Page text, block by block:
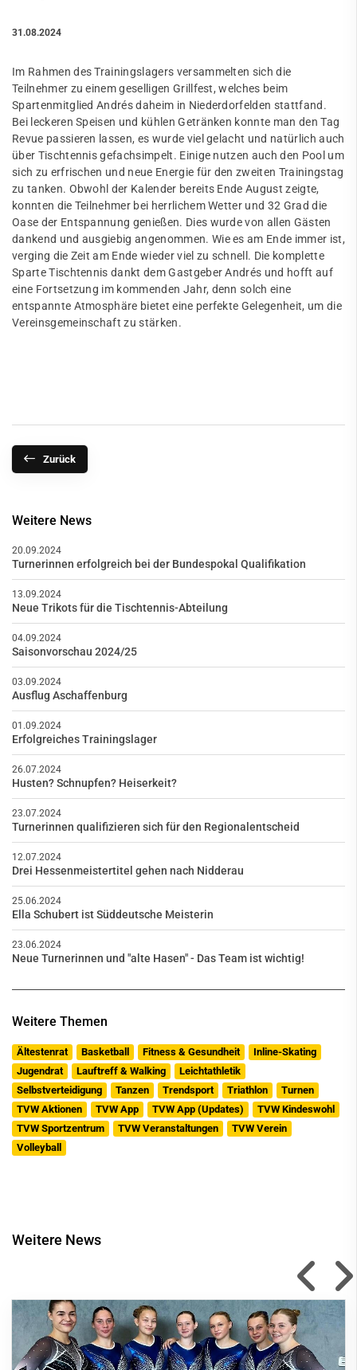
31.08.2024
Im Rahmen des Trainingslagers versammelten sich die
Teilnehmer zu einem geselligen Grillfest, welches beim
Spartenmitglied Andrés daheim in Niederdorfelden stattfand.
Bei leckeren Speisen und kühlen Getränken konnte man den Tag
Revue passieren lassen, es wurde viel gelacht und natürlich auch
über Tischtennis gefachsimpelt. Einige nutzen auch den Pool um
sich zu erfrischen und neue Energie für den zweiten Trainingstag
zu tanken. Obwohl der Kalender bereits Ende August zeigte,
konnten die Teilnehmer bei herrlichem Wetter und 32 Grad die
Oase der Entspannung genießen. Dies wurde von allen Gästen
dankend und ausgiebig angenommen. Wie es am Ende immer ist,
verging die Zeit am Ende wieder viel zu schnell. Die komplette
Sparte Tischtennis dankt dem Gastgeber Andrés und hofft auf
eine Fortsetzung im kommenden Jahr, denn solch eine
entspannte Atmosphäre bietet eine perfekte Gelegenheit, um die
Vereinsgemeinschaft zu stärken.
Zurück
Weitere News
20.09.2024
Turnerinnen erfolgreich bei der Bundespokal Qualifikation
13.09.2024
Neue Trikots für die Tischtennis-Abteilung
04.09.2024
Saisonvorschau 2024/25
03.09.2024
Ausflug Aschaffenburg
01.09.2024
Erfolgreiches Trainingslager
26.07.2024
Husten? Schnupfen? Heiserkeit?
23.07.2024
Turnerinnen qualifizieren sich für den Regionalentscheid
12.07.2024
Drei Hessenmeistertitel gehen nach Nidderau
25.06.2024
Ella Schubert ist Süddeutsche Meisterin
23.06.2024
Neue Turnerinnen und "alte Hasen" - Das Team ist wichtig!
Weitere Themen
Ältestenrat Basketball Fitness & Gesundheit
Inline-Skating
Jugendrat
Lauftreff & Walking
Leichtathletik
Selbstverteidigung
Tanzen Trendsport Triathlon
Turnen
TVW Aktionen
TVW App TVW App (Updates)
TVW Kindeswohl
TVW Sportzentrum
TVW Veranstaltungen
TVW Verein
Volleyball
Weitere News